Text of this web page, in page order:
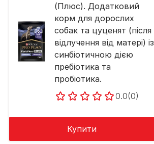
(Плюс). Додатковий
корм для дорослих
собак та цуценят (після
відлучення від матері) із
синбіотичною дією
пребіотика та
пробіотика.
0.0(0)
Купити